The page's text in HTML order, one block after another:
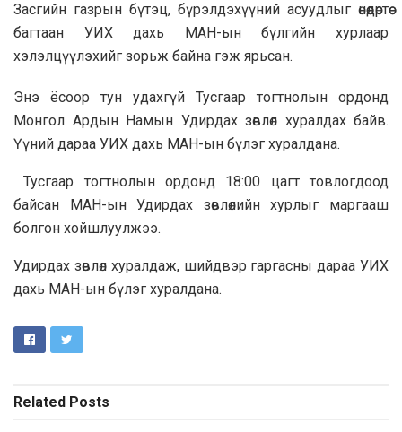
Засгийн газрын бүтэц, бүрэлдэхүүний асуудлыг өнөөдөртөө
багтаан УИХ дахь МАН-ын бүлгийн хурлаар
хэлэлцүүлэхийг зорьж байна гэж ярьсан.
Энэ ёсоор тун удахгүй Тусгаар тогтнолын ордонд
Монгол Ардын Намын Удирдах зөвлөл хуралдах байв.
Үүний дараа УИХ дахь МАН-ын бүлэг хуралдана.
Тусгаар тогтнолын ордонд 18:00 цагт товлогдоод
байсан МАН-ын Удирдах зөвлөлийн хурлыг маргааш
болгон хойшлуулжээ.
Удирдах зөвлөл хуралдаж, шийдвэр гаргасны дараа УИХ
дахь МАН-ын бүлэг хуралдана.
Related Posts